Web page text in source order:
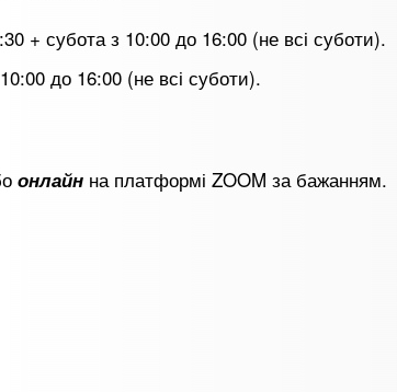
+ субота з 10:00 до 16:00 (не всі суботи).
до 16:00 (не всі суботи).
онлайн на платформі ZOOM за бажанням.